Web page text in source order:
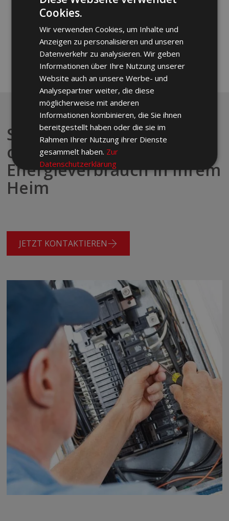
Kosten und hilft, unabhängiger vom Strom aus
dem Netz zu sein.
Steuern Sie per App den
optimalen
Energieverbrauch in Ihrem
Heim
JETZT KONTAKTIEREN
Cookies.
Wir verwenden Cookies, um Inhalte und
Anzeigen zu personalisieren und unseren
Datenverkehr zu analysieren. Wir geben
Informationen über Ihre Nutzung unserer
Website auch an unsere Werbe- und
Analysepartner weiter, die diese
möglicherweise mit anderen
Informationen kombinieren, die Sie ihnen
bereitgestellt haben oder die sie im
Rahmen Ihrer Nutzung ihrer Dienste
gesammelt haben. Zur
Datenschutzerklärung
ALLE AKZEPTIEREN
ALLE ABLEHNEN
COOKIE-DETAILS EINSEHEN